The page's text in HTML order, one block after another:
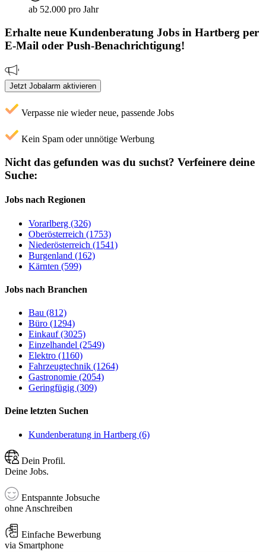
ab 52.000 pro Jahr
Erhalte neue Kundenberatung Jobs in Hartberg per
E-Mail oder Push-Benachrichtigung!
Jetzt Jobalarm aktivieren
Verpasse nie wieder neue, passende Jobs
Kein Spam oder unnötige Werbung
Nicht das gefunden was du suchst? Verfeinere deine
Suche:
Jobs nach Regionen
Vorarlberg (326)
Oberösterreich (1753)
Niederösterreich (1541)
Burgenland (162)
Kärnten (599)
Jobs nach Branchen
Bau (812)
Büro (1294)
Einkauf (3025)
Einzelhandel (2549)
Elektro (1160)
Fahrzeugtechnik (1264)
Gastronomie (2054)
Geringfügig (309)
Deine letzten Suchen
Kundenberatung in Hartberg (6)
Dein Profil.
Deine Jobs.
Entspannte Jobsuche
ohne Anschreiben
Einfache Bewerbung
via Smartphone